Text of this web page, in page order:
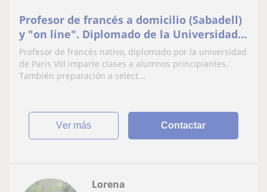
Profesor de francés a domicilio (Sabadell)
y "on line". Diplomado de la Universidad
París 8
Profesor de francés nativo, diplomado por la universidad
de París VIII imparte clases a alumnos principiantes.
También preparación a select...
ver más Contactar
Lorena